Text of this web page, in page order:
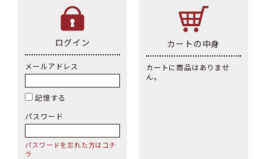
ログイン
メールアドレス
記憶する
パスワード
パスワードを忘れた方はコチ
ラ
カートの中身
カートに商品はありませ
ん。